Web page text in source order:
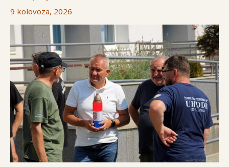
9 kolovoza, 2026